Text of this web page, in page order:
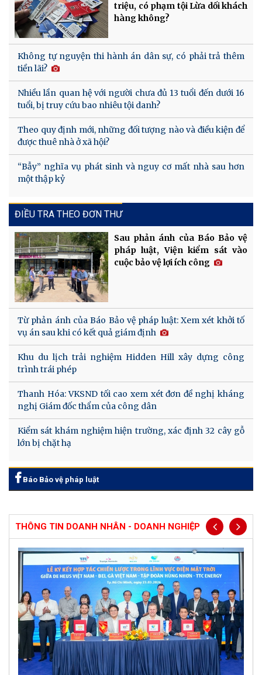
triệu, có phạm tội Lừa dối khách
hàng không?
Không tự nguyện thi hành án dân sự, có phải trả thêm
tiền lãi?
Nhiều lần quan hệ với người chưa đủ 13 tuổi đến dưới 16
tuổi, bị truy cứu bao nhiêu tội danh?
Theo quy định mới, những đối tượng nào và điều kiện để
được thuê nhà ở xã hội?
“Bẫy” nghĩa vụ phát sinh và nguy cơ mất nhà sau hơn
một thập kỷ
ĐIỀU TRA THEO ĐƠN THƯ
Sau phản ánh của Báo Bảo vệ
pháp luật, Viện kiểm sát vào
cuộc bảo vệ lợi ích công
Từ phản ánh của Báo Bảo vệ pháp luật: Xem xét khởi tố
vụ án sau khi có kết quả giám định
Khu du lịch trải nghiệm Hidden Hill xây dựng công
trình trái phép
Thanh Hóa: VKSND tối cao xem xét đơn đề nghị kháng
nghị Giám đốc thẩm của công dân
Kiểm sát khám nghiệm hiện trường, xác định 32 cây gỗ
lớn bị chặt hạ
Báo Bảo vệ pháp luật
THÔNG TIN DOANH NHÂN - DOANH NGHIỆP